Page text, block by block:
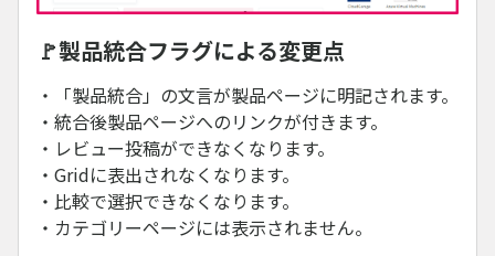
🚩製品統合フラグによる変更点
・「製品統合」の文言が製品ページに明記されます。
・統合後製品ページへのリンクが付きます。
・レビュー投稿ができなくなります。
・Gridに表出されなくなります。
・比較で選択できなくなります。
・カテゴリーページには表示されません。